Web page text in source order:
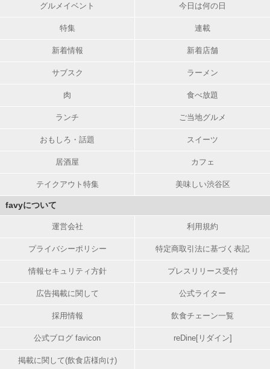
グルメイベント 今日は何の日
特集 連載
新着情報 新着店舗
サブスク ラーメン
肉 食べ放題
ランチ ご当地グルメ
おもしろ・話題 スイーツ
居酒屋 カフェ
テイクアウト特集 美味しい渋谷区
favyについて
運営会社 利用規約
プライバシーポリシー 特定商取引法に基づく表記
情報セキュリティ方針 プレスリリース受付
広告掲載に関して 公式ライター
採用情報 飲食チェーン一覧
公式ブログ favicon reDine[リダイン]
掲載に関して(飲食店様向け)